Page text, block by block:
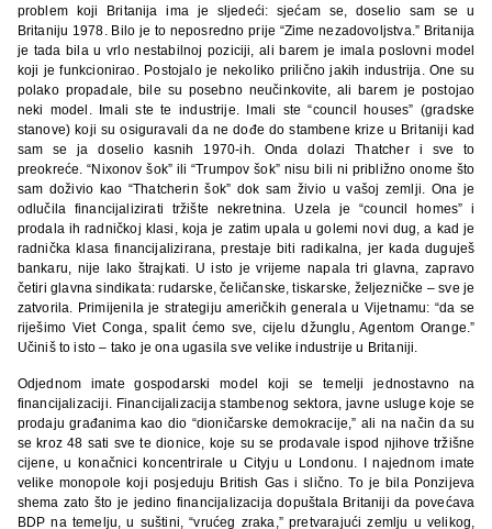
problem koji Britanija ima je sljedeći: sjećam se, doselio sam se u
Britaniju 1978. Bilo je to neposredno prije “Zime nezadovoljstva.” Britanija
je tada bila u vrlo nestabilnoj poziciji, ali barem je imala poslovni model
koji je funkcionirao. Postojalo je nekoliko prilično jakih industrija. One su
polako propadale, bile su posebno neučinkovite, ali barem je postojao
neki model. Imali ste te industrije. Imali ste “council houses” (gradske
stanove) koji su osiguravali da ne dođe do stambene krize u Britaniji kad
sam se ja doselio kasnih 1970-ih. Onda dolazi Thatcher i sve to
preokreće. “Nixonov šok” ili “Trumpov šok” nisu bili ni približno onome što
sam doživio kao “Thatcherin šok” dok sam živio u vašoj zemlji. Ona je
odlučila financijalizirati tržište nekretnina. Uzela je “council homes” i
prodala ih radničkoj klasi, koja je zatim upala u golemi novi dug, a kad je
radnička klasa financijalizirana, prestaje biti radikalna, jer kada duguješ
bankaru, nije lako štrajkati. U isto je vrijeme napala tri glavna, zapravo
četiri glavna sindikata: rudarske, čeličanske, tiskarske, željezničke – sve je
zatvorila. Primijenila je strategiju američkih generala u Vijetnamu: “da se
riješimo Viet Conga, spalit ćemo sve, cijelu džunglu, Agentom Orange.”
Učiniš to isto – tako je ona ugasila sve velike industrije u Britaniji.
Odjednom imate gospodarski model koji se temelji jednostavno na
financijalizaciji. Financijalizacija stambenog sektora, javne usluge koje se
prodaju građanima kao dio “dioničarske demokracije,” ali na način da su
se kroz 48 sati sve te dionice, koje su se prodavale ispod njihove tržišne
cijene, u konačnici koncentrirale u Cityju u Londonu. I najednom imate
velike monopole koji posjeduju British Gas i slično. To je bila Ponzijeva
shema zato što je jedino financijalizacija dopuštala Britaniji da povećava
BDP na temelju, u suštini, “vrućeg zraka,” pretvarajući zemlju u velikog,